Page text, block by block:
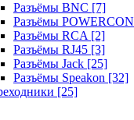
Разъёмы BNC [7]
Разъёмы POWERCON
Разъёмы RCA [2]
Разъёмы RJ45 [3]
Разъёмы Jack [25]
Разъёмы Speakon [32]
[25]